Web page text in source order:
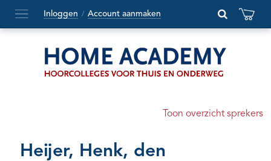
Hoofdmenu
openen
Inloggen / Account aanmaken
Toon overzicht sprekers
Heijer, Henk, den